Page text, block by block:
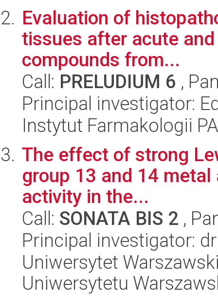
Evaluation of
tissues after acute
compounds from...
Call: PRELUDIUM 6 ,
Principal investigator:
Instytut Farmakologii
The effect of strong
group 13 and 14
activity in the...
Call: SONATA BIS 2 ,
Principal investigator:
Uniwersytet
Uniwersytetu